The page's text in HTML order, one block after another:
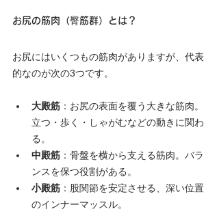
お尻の筋肉（臀筋群）とは？
お尻にはいくつもの筋肉がありますが、代表
的なのが次の3つです。
大殿筋 ：お尻の表面を覆う大きな筋肉。
立つ・歩く・しゃがむなどの動きに関わ
る。
中殿筋 ：骨盤を横から支える筋肉。バラ
ンスを保つ役割がある。
小殿筋 ：股関節を安定させる、深い位置
のインナーマッスル。